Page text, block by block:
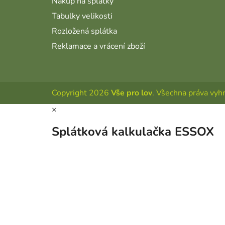
Tabulky velikosti
Rozložená splátka
Reklamace a vrácení zboží
Copyright 2026 Vše pro lov. Všechna práva
×
Splátková kalkulačka ESSOX